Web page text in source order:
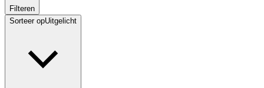
Filteren
Sorteer opUitgelicht